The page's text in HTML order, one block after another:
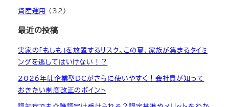
資産運用 (32)
最近の投稿
実家の「もしも」を放置するリスク。この夏、家族が集まるタイミ
ングを逃してはいけない！？
2026年は企業型DCがさらに使いやすく！会社員が知って
おきたい制度改正のポイント